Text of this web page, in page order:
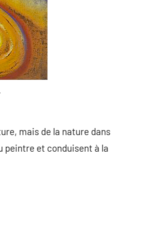
mais de la nature dans
peintre et conduisent à la